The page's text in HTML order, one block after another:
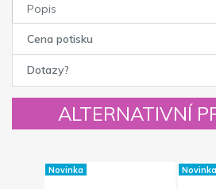
Popis
Cena potisku
Dotazy?
ALTERNATIVNÍ
Novinka Novinka